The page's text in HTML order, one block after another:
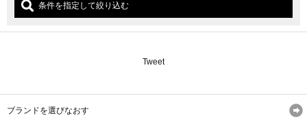
条件を指定して絞り込む
Tweet
ブランドを選びなおす